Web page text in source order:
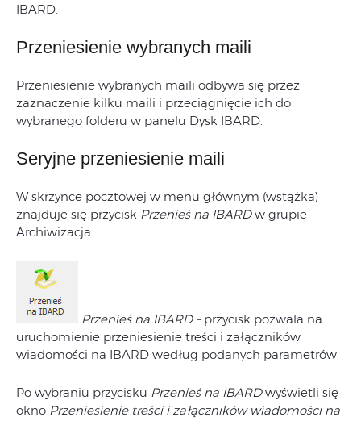
IBARD.
Przeniesienie wybranych maili
Przeniesienie wybranych maili odbywa się przez
zaznaczenie kilku maili i przeciągnięcie ich do
wybranego folderu w panelu Dysk IBARD.
Seryjne przeniesienie maili
W skrzynce pocztowej w menu głównym (wstążka)
znajduje się przycisk Przenieś na IBARDw grupie
Archiwizacja.
Przenieś na IBARD–przycisk pozwala na
uruchomienie przeniesienie treści i załączników
wiadomości na IBARD według podanych parametrów.
Po wybraniu przycisku Przenieś na IBARDwyświetli się
okno Przeniesienie treści i załączników wiadomości na